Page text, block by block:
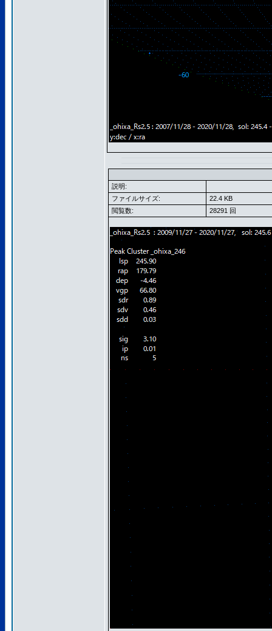
説明:
ファイルサイズ:
22.4 KB
閲覧数:
28291 回